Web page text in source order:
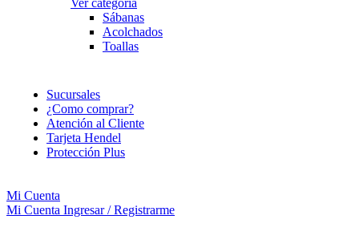
Ver categoría
Sábanas
Acolchados
Toallas
Sucursales
¿Como comprar?
Atención al Cliente
Tarjeta Hendel
Protección Plus
Mi Cuenta
Mi Cuenta Ingresar / Registrarme